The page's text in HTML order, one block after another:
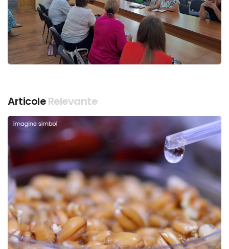
ArticoleRelevante